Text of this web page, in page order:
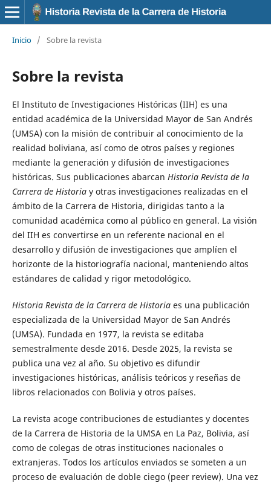
Inicio / Sobre la revista
Sobre la revista
El Instituto de Investigaciones Históricas (IIH) es una
entidad académica de la Universidad Mayor de San Andrés
(UMSA) con la misión de contribuir al conocimiento de la
realidad boliviana, así como de otros países y regiones
mediante la generación y difusión de investigaciones
históricas. Sus publicaciones abarcan Historia Revista de la
Carrera de Historiay otras investigaciones realizadas en el
ámbito de la Carrera de Historia, dirigidas tanto a la
comunidad académica como al público en general. La visión
del IIH es convertirse en un referente nacional en el
desarrollo y difusión de investigaciones que amplíen el
horizonte de la historiografía nacional, manteniendo altos
estándares de calidad y rigor metodológico.
Historia Revista de la Carrera de Historiaes una publicación
especializada de la Universidad Mayor de San Andrés
(UMSA). Fundada en 1977, la revista se editaba
semestralmente desde 2016. Desde 2025, la revista se
publica una vez al año. Su objetivo es difundir
investigaciones históricas, análisis teóricos y reseñas de
libros relacionados con Bolivia y otros países.
La revista acoge contribuciones de estudiantes y docentes
de la Carrera de Historia de la UMSA en La Paz, Bolivia, así
como de colegas de otras instituciones nacionales o
extranjeras. Todos los artículos enviados se someten a un
proceso de evaluación de doble ciego (peer review). Una vez